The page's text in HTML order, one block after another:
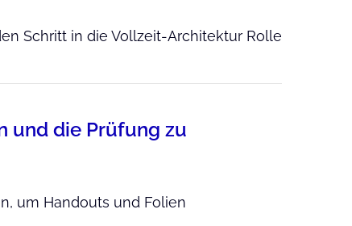
Schritt in die Vollzeit-Architektur Rolle
und die Prüfung zu
um Handouts und Folien